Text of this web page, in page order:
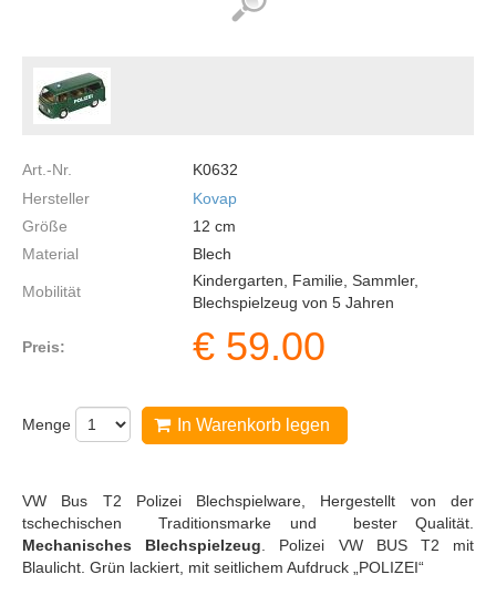
Art.-Nr.
K0632
Hersteller
Kovap
Größe
12 cm
Material
Blech
Mobilität
Kindergarten, Familie, Sammler,
Blechspielzeug von 5 Jahren
Preis: € 59.00
Menge In Warenkorb legen
VW Bus T2 Polizei Blechspielware, Hergestellt von der
tschechischen Traditionsmarke und bester Qualität.
Mechanisches Blechspielzeug . Polizei VW BUS T2 mit
Blaulicht. Grün lackiert, mit seitlichem Aufdruck „POLIZEI“